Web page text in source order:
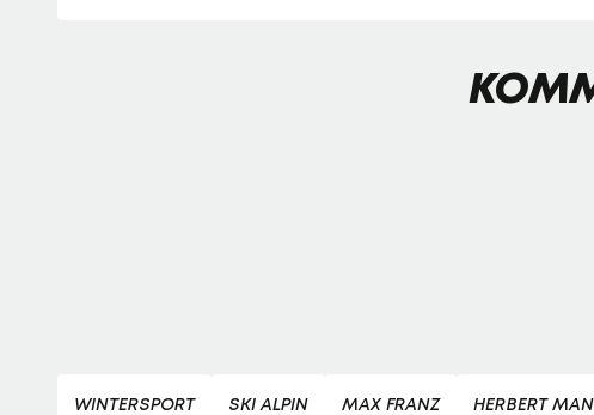
WINTERSPORT SKI ALPIN MAX FRANZ HERBERT